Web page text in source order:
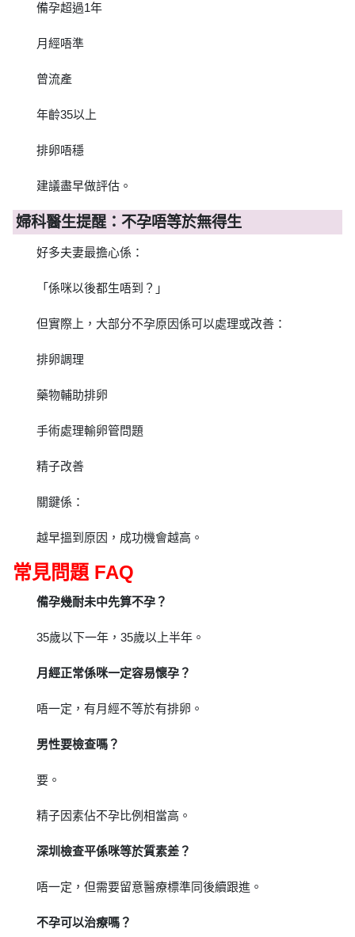
備孕超過1年
月經唔準
曾流產
年齡35以上
排卵唔穩
建議盡早做評估。
婦科醫生提醒：不孕唔等於無得生
好多夫妻最擔心係：
「係咪以後都生唔到？」
但實際上，大部分不孕原因係可以處理或改善：
排卵調理
藥物輔助排卵
手術處理輸卵管問題
精子改善
關鍵係：
越早搵到原因，成功機會越高。
常見問題 FAQ
備孕幾耐未中先算不孕？
35歲以下一年，35歲以上半年。
月經正常係咪一定容易懷孕？
唔一定，有月經不等於有排卵。
男性要檢查嗎？
要。
精子因素佔不孕比例相當高。
深圳檢查平係咪等於質素差？
唔一定，但需要留意醫療標準同後續跟進。
不孕可以治療嗎？